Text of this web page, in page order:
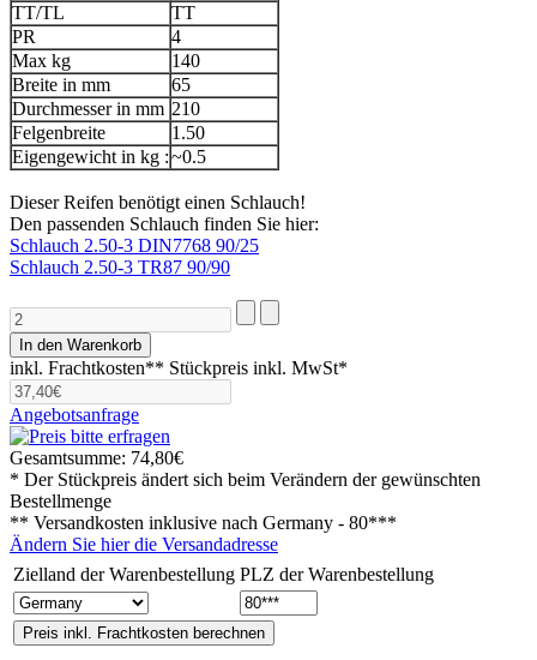
TT/TL
TT
PR
4
Max kg
140
Breite in mm
65
Durchmesser in mm 210
Felgenbreite
1.50
Eigengewicht in kg :~0.5
Dieser Reifen benötigt einen Schlauch!
Den passenden Schlauch finden Sie hier:
Schlauch 2.50-3 DIN7768 90/25
Schlauch 2.50-3 TR87 90/90
inkl. Frachtkosten** Stückpreis inkl. MwSt*
Angebotsanfrage
Gesamtsumme: 74,80€
* Der Stückpreis ändert sich beim Verändern der gewünschten
Bestellmenge
** Versandkosten inklusive nach Germany - 80***
Ändern Sie hier die Versandadresse
Zielland der Warenbestellung PLZ der Warenbestellung